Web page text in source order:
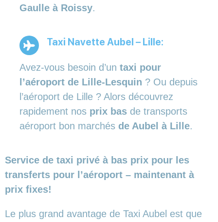
Gaulle à Roissy.
Taxi Navette Aubel – Lille:
Avez-vous besoin d’un taxi pour
l’aéroport de Lille-Lesquin ? Ou depuis
l’aéroport de Lille ? Alors découvrez
rapidement nos prix bas de transports
aéroport bon marchés de Aubel à Lille.
Service de taxi privé à bas prix pour les
transferts pour l’aéroport – maintenant à
prix fixes!
Le plus grand avantage de Taxi Aubel est que